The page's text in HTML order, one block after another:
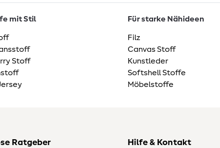
mit Stil
Stoff
Für starke Nähideen
Filz
Canvas Stoff
Kunstleder
Softshell Stoffe
Möbelstoffe
Ratgeber Hilfe & Kontakt